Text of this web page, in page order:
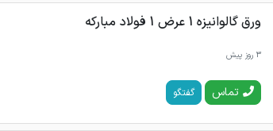
ورق گالوانیزه 1 عرض 1 فولاد مبارکه
3 روز پیش
تماس گفتگو